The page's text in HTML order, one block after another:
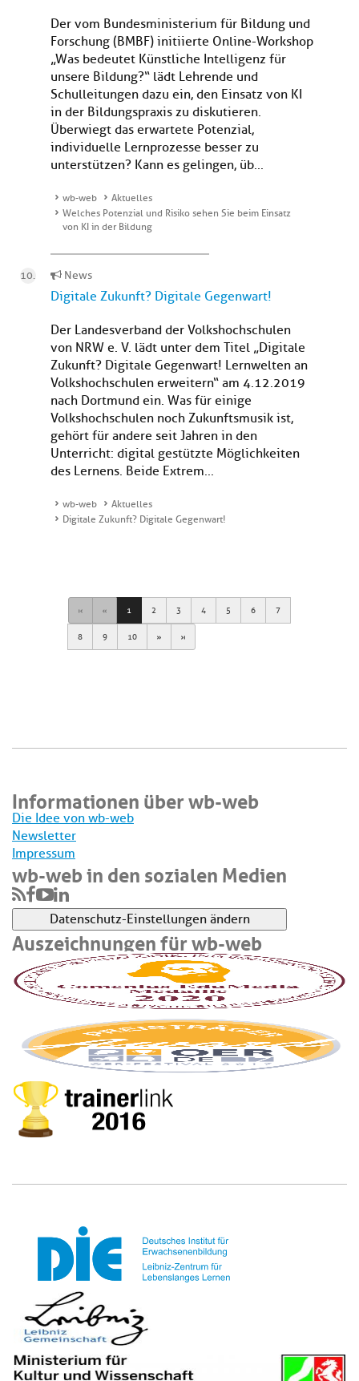
Der vom Bundesministerium für Bildung und
Forschung (BMBF) initiierte Online-Workshop
„Was bedeutet Künstliche Intelligenz für
unsere Bildung?“ lädt Lehrende und
Schulleitungen dazu ein, den Einsatz von KI
in der Bildungspraxis zu diskutieren.
Überwiegt das erwartete Potenzial,
individuelle Lernprozesse besser zu
unterstützen? Kann es gelingen, üb...
wb-web
Aktuelles
Welches Potenzial und Risiko sehen Sie beim Einsatz
von KI in der Bildung
News
Digitale Zukunft? Digitale Gegenwart!
Der Landesverband der Volkshochschulen
von NRW e. V. lädt unter dem Titel „Digitale
Zukunft? Digitale Gegenwart! Lernwelten an
Volkshochschulen erweitern“ am 4.12.2019
nach Dortmund ein. Was für einige
Volkshochschulen noch Zukunftsmusik ist,
gehört für andere seit Jahren in den
Unterricht: digital gestützte Möglichkeiten
des Lernens. Beide Extrem...
wb-web
Aktuelles
Digitale Zukunft? Digitale Gegenwart!
First Previous
1 2 3 4 5 6 7
8 9 10 Next Last
Informationen über wb-web
Die Idee von wb-web
Newsletter
Impressum
wb-web in den sozialen Medien
Datenschutz-Einstellungen ändern
Auszeichnungen für wb-web